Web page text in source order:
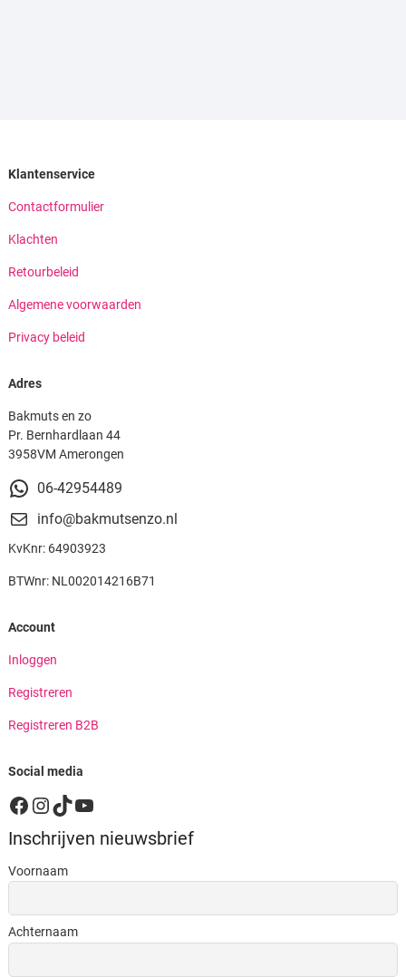
Klantenservice
Contactformulier
Klachten
Retourbeleid
Algemene voorwaarden
Privacy beleid
Adres
Bakmuts en zo
Pr. Bernhardlaan 44
3958VM Amerongen
06-42954489
info@bakmutsenzo.nl
KvKnr: 64903923
BTWnr: NL002014216B71
Account
Inloggen
Registreren
Registreren B2B
Social media
Facebook
Instagram
TikTok
YouTube
Inschrijven nieuwsbrief
Voornaam
Achternaam